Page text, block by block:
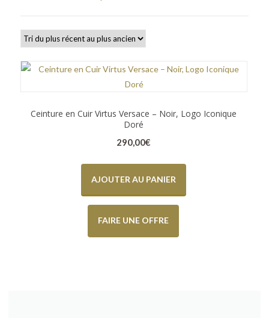
Ceinture en Cuir Virtus Versace – Noir, Logo Iconique
Doré
290,00€
AJOUTER AU PANIER
FAIRE UNE OFFRE